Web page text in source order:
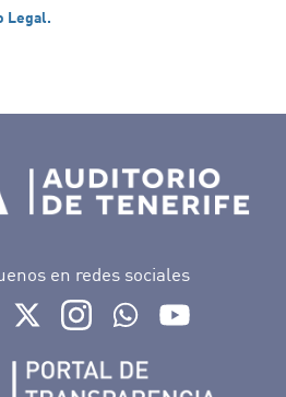
Legal.
en redes sociales
Ir a perfil de Auditorio de Tenerife en
Ir a perfil de Auditorio de Tenerife
Ir a perfil de Auditorio de
Ir al Boletín